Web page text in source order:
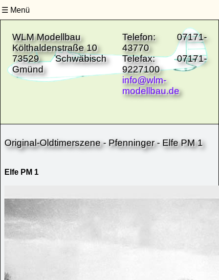
Site-Navigation
Menü
Untermenüs schließen
WLM Modellbau
Költhaldenstraße 10
73529 Schwäbisch
Gmünd
Telefon: 07171-
43770
Telefax: 07171-
9227100
info@wlm-
modellbau.de
Original-Oldtimerszene - Pfenninger - Elfe PM 1
Elfe PM 1